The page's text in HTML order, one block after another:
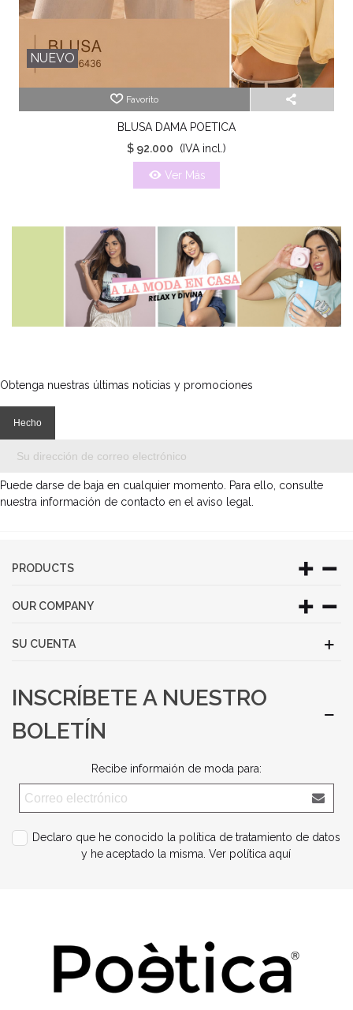
NUEVO
Favorito
BLUSA DAMA POETICA
$ 92.000
(IVA incl.)
Ver Más
Obtenga nuestras últimas noticias y promociones
Puede darse de baja en cualquier momento. Para ello, consulte
nuestra información de contacto en el aviso legal.
PRODUCTS
OUR COMPANY
SU CUENTA
INSCRÍBETE A NUESTRO
BOLETÍN
Recibe informaión de moda para:
Declaro que he conocido la política de tratamiento de datos
y he aceptado la misma. Ver política aquí